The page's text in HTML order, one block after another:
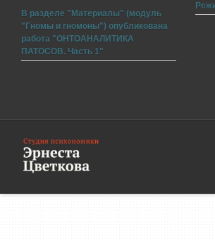
В разделе "Материалы" (модуль
"Гномы и гномоны") опубликована
работа "ОНТОАНАЛИТИКА
ПАТОСОВ. Часть 1"